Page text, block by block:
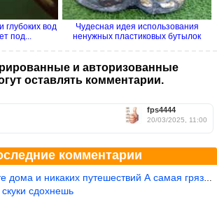
вод
под...
Чудесная идея использования
ненужных пластиковых бутылок
и авторизованные
оставлять комментарии.
fps4444
20/03/2025, 11:00
комментарии
и никаких путешествий А самая грязная в от
сдохнешь